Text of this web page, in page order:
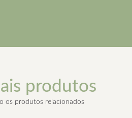
produtos
os produtos relacionados